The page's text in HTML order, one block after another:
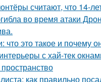
считают, что 14-
во время атаки
это такое и почему
с хай-тек
как правильно